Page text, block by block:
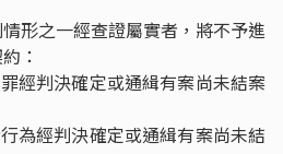
形之一經查證屬實者，將不予進
：
經判決確定或通緝有案尚未結案
為經判決確定或通緝有案尚未結